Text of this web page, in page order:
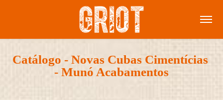
Catálogo - Novas Cubas Cimentícias
- Munó Acabamentos